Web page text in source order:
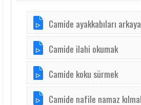
Camide ayakkabıları
Camide ilahi okumak
Camide koku sürmek
Camide nafile namaz